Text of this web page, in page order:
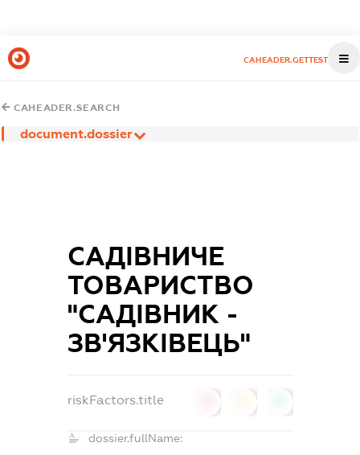
CAHEADER.GETTEST
CAHEADER.SEARCH
document.dossier
САДІВНИЧЕ
ТОВАРИСТВО
"САДІВНИК -
ЗВ'ЯЗКІВЕЦЬ"
riskFactors.title
dossier.fullName: